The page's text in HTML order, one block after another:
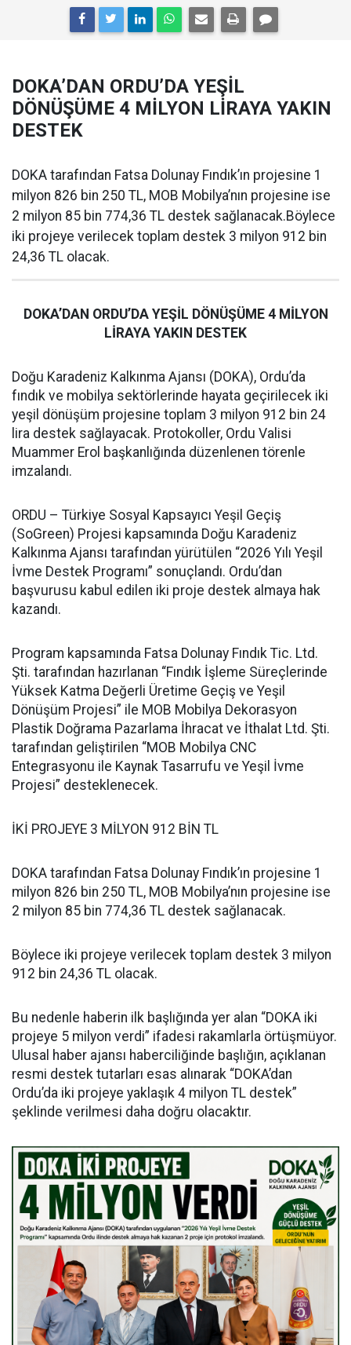
DOKA’DAN ORDU’DA YEŞİL
DÖNÜŞÜME 4 MİLYON LİRAYA YAKIN
DESTEK
DOKA tarafından Fatsa Dolunay Fındık’ın projesine 1
milyon 826 bin 250 TL, MOB Mobilya’nın projesine ise
2 milyon 85 bin 774,36 TL destek sağlanacak.Böylece
iki projeye verilecek toplam destek 3 milyon 912 bin
24,36 TL olacak.
DOKA’DAN ORDU’DA YEŞİL DÖNÜŞÜME 4 MİLYON
LİRAYA YAKIN DESTEK
Doğu Karadeniz Kalkınma Ajansı (DOKA), Ordu’da
fındık ve mobilya sektörlerinde hayata geçirilecek iki
yeşil dönüşüm projesine toplam 3 milyon 912 bin 24
lira destek sağlayacak. Protokoller, Ordu Valisi
Muammer Erol başkanlığında düzenlenen törenle
imzalandı.
ORDU – Türkiye Sosyal Kapsayıcı Yeşil Geçiş
(SoGreen) Projesi kapsamında Doğu Karadeniz
Kalkınma Ajansı tarafından yürütülen “2026 Yılı Yeşil
İvme Destek Programı” sonuçlandı. Ordu’dan
başvurusu kabul edilen iki proje destek almaya hak
kazandı.
Program kapsamında Fatsa Dolunay Fındık Tic. Ltd.
Şti. tarafından hazırlanan “Fındık İşleme Süreçlerinde
Yüksek Katma Değerli Üretime Geçiş ve Yeşil
Dönüşüm Projesi” ile MOB Mobilya Dekorasyon
Plastik Doğrama Pazarlama İhracat ve İthalat Ltd. Şti.
tarafından geliştirilen “MOB Mobilya CNC
Entegrasyonu ile Kaynak Tasarrufu ve Yeşil İvme
Projesi” desteklenecek.
İKİ PROJEYE 3 MİLYON 912 BİN TL
DOKA tarafından Fatsa Dolunay Fındık’ın projesine 1
milyon 826 bin 250 TL, MOB Mobilya’nın projesine ise
2 milyon 85 bin 774,36 TL destek sağlanacak.
Böylece iki projeye verilecek toplam destek 3 milyon
912 bin 24,36 TL olacak.
Bu nedenle haberin ilk başlığında yer alan “DOKA iki
projeye 5 milyon verdi” ifadesi rakamlarla örtüşmüyor.
Ulusal haber ajansı haberciliğinde başlığın, açıklanan
resmi destek tutarları esas alınarak “DOKA’dan
Ordu’da iki projeye yaklaşık 4 milyon TL destek”
şeklinde verilmesi daha doğru olacaktır.